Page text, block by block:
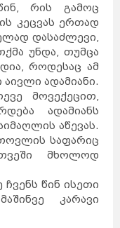
რის გამოც
კეცვას ერთად
დასაძლევი,
უნდა, თუმცა
როდესაც ამ
ადამიანი.
მოვექეცით,
ადამიანს
აწევას.
საფარიც
მხოლოდ
წინ ისეთი
კარავი